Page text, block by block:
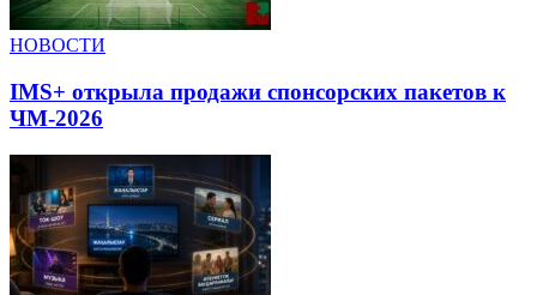
НОВОСТИ
IMS+ открыла продажи спонсорских пакетов к
ЧМ-2026